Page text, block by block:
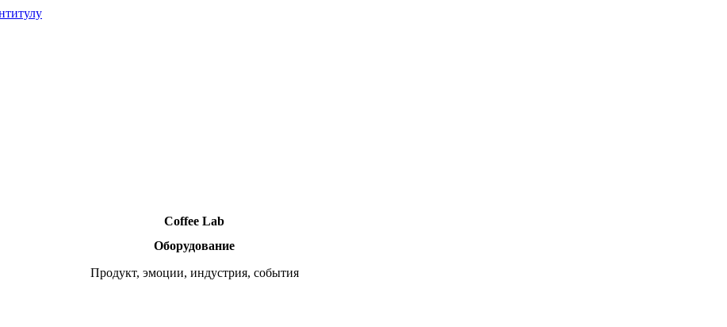
Coffee Lab
Оборудование
Продукт, эмоции, индустрия, события